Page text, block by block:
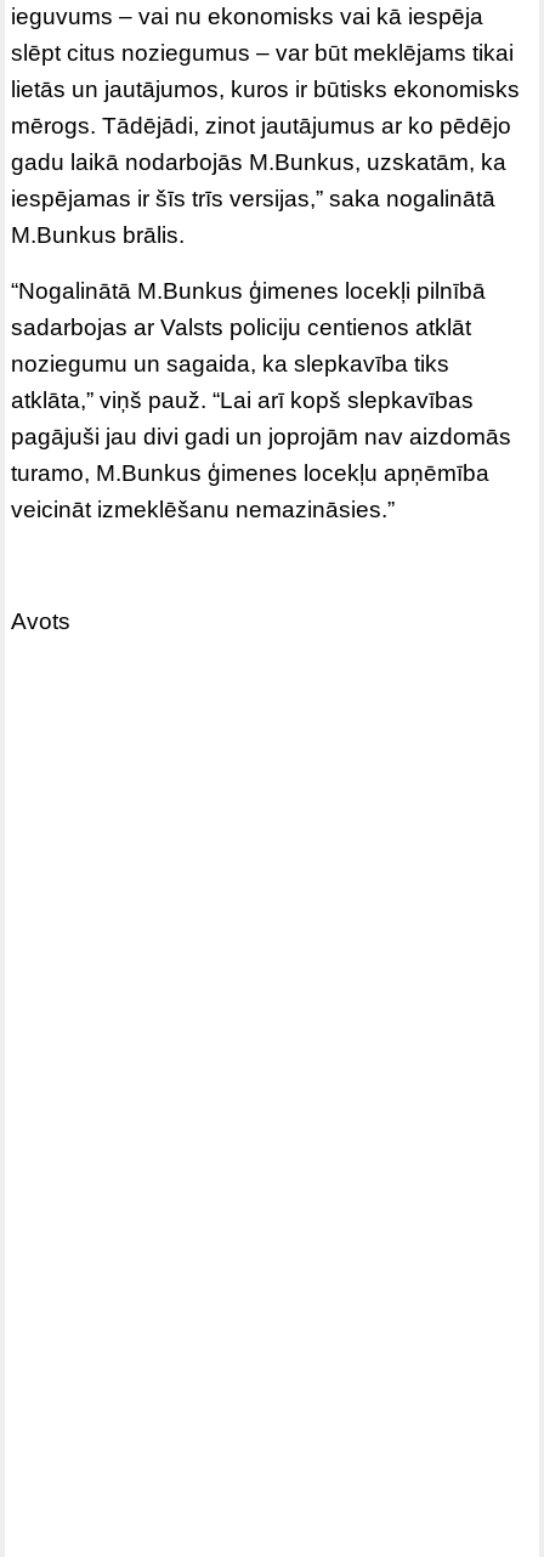
ieguvums – vai nu ekonomisks vai kā iespēja
slēpt citus noziegumus – var būt meklējams tikai
lietās un jautājumos, kuros ir būtisks ekonomisks
mērogs. Tādējādi, zinot jautājumus ar ko pēdējo
gadu laikā nodarbojās M.Bunkus, uzskatām, ka
iespējamas ir šīs trīs versijas,” saka nogalinātā
M.Bunkus brālis.
“Nogalinātā M.Bunkus ģimenes locekļi pilnībā
sadarbojas ar Valsts policiju centienos atklāt
noziegumu un sagaida, ka slepkavība tiks
atklāta,” viņš pauž. “Lai arī kopš slepkavības
pagājuši jau divi gadi un joprojām nav aizdomās
turamo, M.Bunkus ģimenes locekļu apņēmība
veicināt izmeklēšanu nemazināsies.”
Avots